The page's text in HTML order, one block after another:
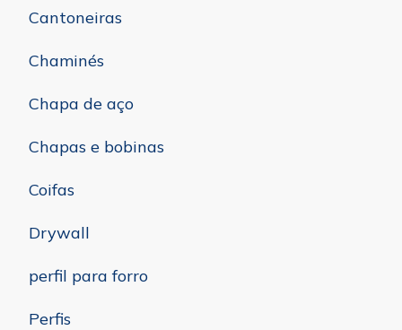
Cantoneiras
Chaminés
Chapa de aço
Chapas e bobinas
Coifas
Drywall
perfil para forro
Perfis